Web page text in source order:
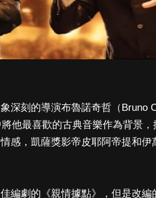
深刻的導演布魯諾奇哲（Bruno
他最喜歡的古典音樂作為背景
感，凱薩獎影帝皮耶阿帝提和伊
編劇的《親情據點》，但是改編